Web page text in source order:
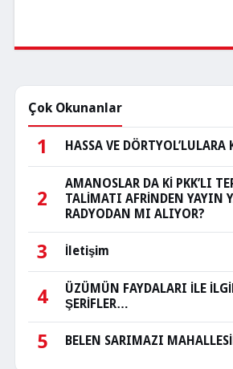
Çok Okunanlar
1 HASSA VE DÖRTYOL’LULARA
2
AMANOSLAR DA Kİ PKK’LI
TALİMATI AFRİNDEN YAYIN
RADYODAN MI ALIYOR?
3 İletişim
4
ÜZÜMÜN FAYDALARI İLE
ŞERİFLER…
5 BELEN SARIMAZI